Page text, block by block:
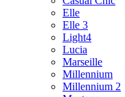
Elle
Elle 3
Light4
Lucia
Marseille
Millennium
Millennium 2